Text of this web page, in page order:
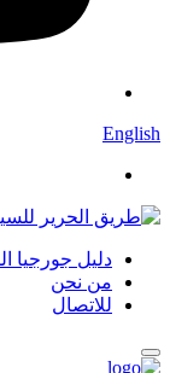
English
دليل جورجيا
من نحن
للاتصال